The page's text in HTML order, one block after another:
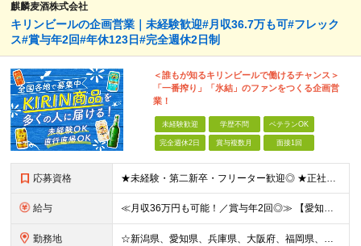
麒麟麦酒株式会社
キリンビールの企画営業｜未経験歓迎#月収36.7万も可#フレック
ス#賞与年2回#年休123日#完全週休2日制
＜誰もが知るキリンビールで働けるチャンス＞
「一番搾り」「氷結」のファンをつくる企画営
業！
未経験歓迎 学歴不問 ベテランOK
完全週休2日 賞与複数月 面接1回
応募資格 ★未経験・第二新卒・フリーター歓迎◎ ★正社員登用制度あり ※顧客折衝のアルバイトまたは社員経験をお持ちの方（学生時代の経験でもOK） ※学歴不問 ～～こんな方を歓迎します～～ □安定した環境で働き
給与 ≪月収36万円も可能！／賞与年2回◎≫ 【愛知】★月収36.7万円も可能 月給32万7000円～＋賞与年2回＋各種手当 【大阪・兵庫・新潟】★月収34.7万円も可能 月給30万7000円～＋賞与年
勤務地 ☆新潟県、愛知県、兵庫県、大阪府、福岡県、大分県 ☆出社は月1回～週1回程度◎直行直帰OK！ ☆マイカー使用または社用車貸与あり アクセスのしやすさやあなたの希望を考慮し、配属先や担当店舗を決定しま